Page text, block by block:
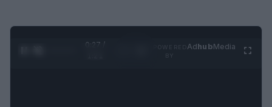
0:28 /
AdhubMedia